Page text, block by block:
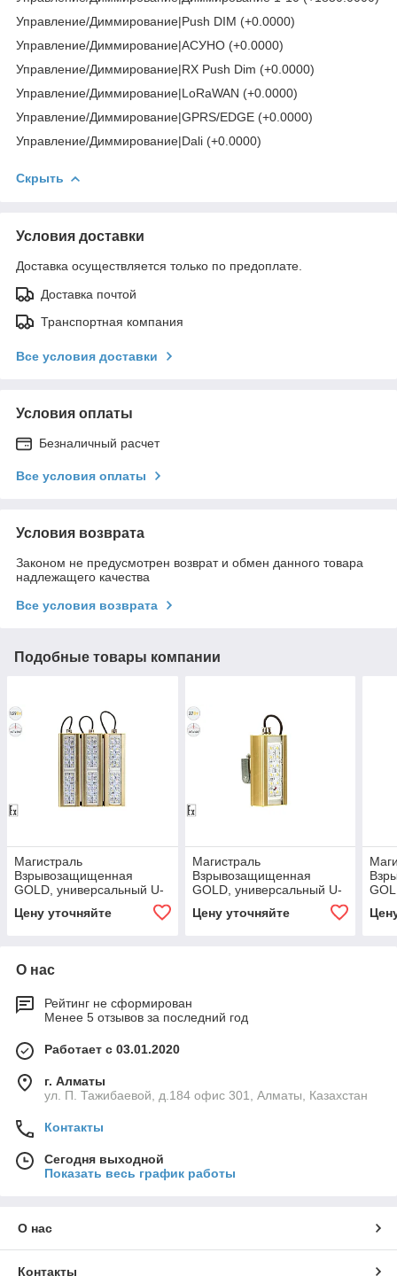
Управление/Диммирование|Push DIM (+0.0000)
Управление/Диммирование|АСУНО (+0.0000)
Управление/Диммирование|RX Push Dim (+0.0000)
Управление/Диммирование|LoRaWAN (+0.0000)
Управление/Диммирование|GPRS/EDGE (+0.0000)
Управление/Диммирование|Dali (+0.0000)
Скрыть
Условия доставки
Доставка осуществляется только по предоплате.
Доставка почтой
Транспортная компания
Все условия доставки
Условия оплаты
Безналичный расчет
Все условия оплаты
Условия возврата
Законом не предусмотрен возврат и обмен данного товара
надлежащего качества
Все условия возврата
Подобные товары компании
Магистраль
Взрывозащищенная
GOLD, универсальный U-
светодиодный светильник
Цену уточняйте
Магистраль
Взрывозащищенная
GOLD, универсальный U-
светодиодный светильник
Цену уточняйте
О нас
Рейтинг не сформирован
Менее 5 отзывов за последний год
Работает с 03.01.2020
г. Алматы
ул. П. Тажибаевой, д.184 офис 301, Алматы, Казахстан
Контакты
Сегодня выходной
Показать весь график работы
О нас
Контакты